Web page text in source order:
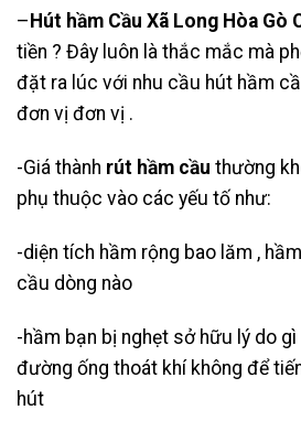
– Hút hầm Cầu Xã Long Hòa Gò
tiền ? Đây luôn là thắc mắc mà
đặt ra lúc với nhu cầu hút hầm
đơn vị đơn vị .
-Giá thành rút hầm cầu thường
phụ thuộc vào các yếu tố như:
-diện tích hầm rộng bao lăm ,
cầu dòng nào
-hầm bạn bị nghẹt sở hữu lý do
đường ống thoát khí không để
hút